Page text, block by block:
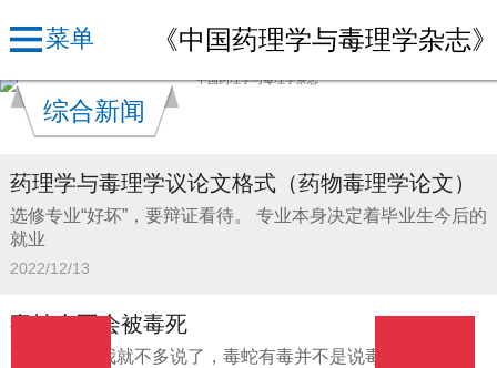
菜单 《中国药理学与毒理学杂志
综合新闻
药理学与毒理学议论文格式（药物毒理学论文）
选修专业“好坏”，要辩证看待。 专业本身决定着毕业生今后的
就业
2022/12/13
毒蛇会不会被毒死
第二种情况我就不多说了，毒蛇有毒并不是说毒蛇百毒不